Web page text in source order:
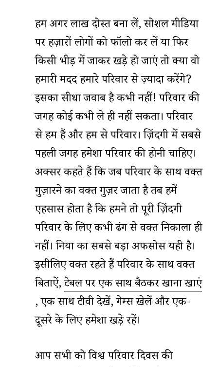
हम अगर लाख दोस्त बना लें, सोशल मीडिया
पर हज़ारों लोगों को फॉलो कर लें या फिर
किसी भीड़ में जाकर खड़े हो जाएं तो क्या वो
हमारी मदद हमारे परिवार से ज़्यादा करेंगे?
इसका सीधा जवाब है कभी नहीं! परिवार की
जगह कोई कभी ले ही नहीं सकता। परिवार
से हम हैं और हम से परिवार। ज़िंदगी में सबसे
पहली जगह हमेशा परिवार की होनी चाहिए।
अक्सर कहते हैं कि जब परिवार के साथ वक्त
गुज़ारने का वक्त गुज़र जाता है तब हमें
एहसास होता है कि हमने तो पूरी ज़िंदगी
परिवार के लिए कभी ढंग से वक्त निकाला ही
नहीं। दुनिया का सबसे बड़ा अफसोस यही है।
इसीलिए वक्त रहते हैं परिवार के साथ वक्त
बिताऐं,टेबल पर एक साथ बैठकर खाना खाएं
, एक साथ टीवी देखें, गेम्स खेलें और एक-
दूसरे के लिए हमेशा खड़े रहें।
आप सभी को विश्व परिवार दिवस की